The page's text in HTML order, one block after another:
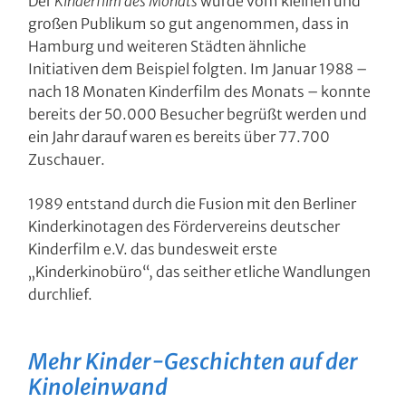
großen Publikum so gut angenommen, dass in
Hamburg und weiteren Städten ähnliche
Initiativen dem Beispiel folgten. Im Januar 1988 –
nach 18 Monaten Kinderfilm des Monats – konnte
bereits der 50.000 Besucher begrüßt werden und
ein Jahr darauf waren es bereits über 77.700
Zuschauer.
1989 entstand durch die Fusion mit den Berliner
Kinderkinotagen des Fördervereins deutscher
Kinderfilm e.V. das bundesweit erste
„Kinderkinobüro“, das seither etliche Wandlungen
durchlief.
Mehr Kinder-Geschichten auf der
Kinoleinwand